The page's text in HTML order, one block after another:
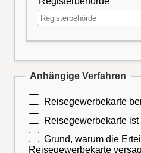
Anhängige Verfahren
Reisegewerbekarte
Reisegewerbekarte
Grund, warum die
Reisegewerbekarte